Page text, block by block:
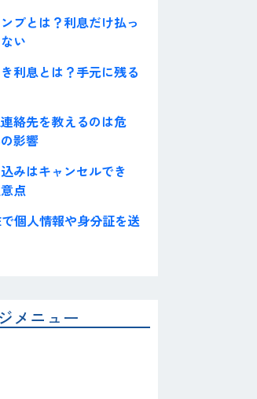
プとは？利息だけ払っ
い
利息とは？手元に残る
絡先を教えるのは危
影響
みはキャンセルでき
点
個人情報や身分証を送
メニュー